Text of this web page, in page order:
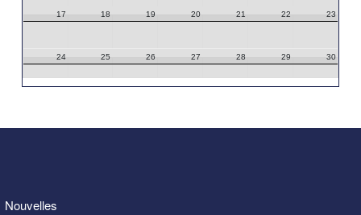
17 18 19 20 21 22 23
24 25 26 27 28 29 30
Nouvelles